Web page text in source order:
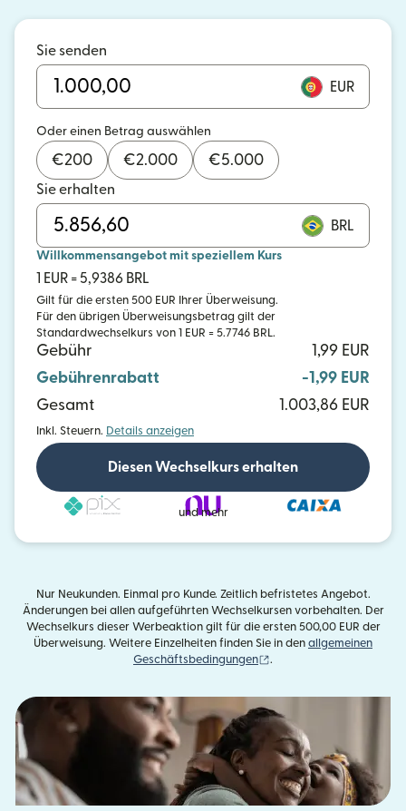
Sie senden
EUR
Oder einen Betrag auswählen
€200 €2.000 €5.000
Sie erhalten
BRL
Willkommensangebot mit speziellem Kurs
1 EUR = 5,9386 BRL
Gilt für die ersten 500 EUR Ihrer Überweisung.
Für den übrigen Überweisungsbetrag gilt der
Standardwechselkurs von 1 EUR = 5.7746 BRL.
Gebühr
1,99 EUR
Gebührenrabatt
-1,99 EUR
Gesamt
1.003,86 EUR
Inkl. Steuern. Details anzeigen
Diesen Wechselkurs erhalten
und mehr
Nur Neukunden. Einmal pro Kunde. Zeitlich befristetes Angebot.
Änderungen bei allen aufgeführten Wechselkursen vorbehalten. Der
Wechselkurs dieser Werbeaktion gilt für die ersten 500,00 EUR der
Überweisung. Weitere Einzelheiten finden Sie in den allgemeinen
Geschäftsbedingungen
.